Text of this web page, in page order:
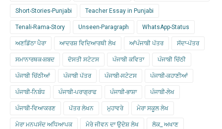
Short-Stories-Punjabi Teacher Essay in Punjabi
Tenali-Rama-Story Unseen-Paragraph WhatsApp-Status
ਅਣਡਿੱਠਾ ਪੈਰਾ ਆਦਰਸ਼ ਵਿਦਿਆਰਥੀ ਲੇਖ ਆਂਪੰਜਾਬੀ ਪੱਤਰ ਸੱਦਾ-ਪੱਤਰ
ਸਮਾਨਾਰਥਕ-ਸ਼ਬਦ ਦੋਸਤੀ ਸਟੇਟਸ ਪੰਜਾਬੀ ਕਵਿਤਾ ਪੰਜਾਬੀ ਚਿੱਠੀ
ਪੰਜਾਬੀ ਚਿੱਠੀਆਂ ਪੰਜਾਬੀ ਪੱਤਰ ਪੰਜਾਬੀ-ਸਟੇਟਸ ਪੰਜਾਬੀ-ਕਹਾਣੀਆਂ
ਪੰਜਾਬੀ-ਨਿਬੰਧ ਪੰਜਾਬੀ-ਪਰਾਗ੍ਰਾਫ ਪੰਜਾਬੀ-ਭਾਸ਼ਾ ਪੰਜਾਬੀ-ਲੇਖ
ਪੰਜਾਬੀ-ਵਿਆਕਰਣ ਪੱਤਰ ਲੇਖਨ ਮੁਹਾਵਰੇ ਮੇਰਾ ਸਕੂਲ ਲੇਖ
ਮੇਰਾ ਮਨਪਸੰਦ ਅਧਿਆਪਕ ਮੇਰੇ ਜੀਵਨ ਦਾ ਉਦੇਸ਼ ਲੇਖ ਲੋਕ_ ਅਖਾਣ